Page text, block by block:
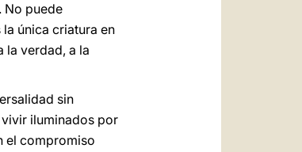
No puede
única criatura en
la verdad, a la
sin
iluminados por
el compromiso